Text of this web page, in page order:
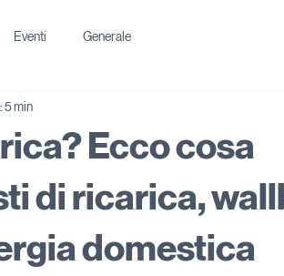
Eventi Generale
Ecco cosa
di ricarica,
domestica
5 min